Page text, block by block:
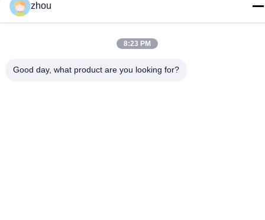
Oststraße No.333 Jincheng, Xinwu-Bezirk, Wuxi-Stadt,
Jiangsu-Provinz, China
zhou
8:23 PM
Good day, what product are you looking for?